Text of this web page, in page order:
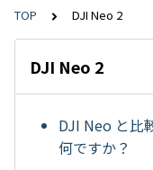
TOP DJI Neo 2
DJI Neo 2
DJI Neo と比
何ですか？